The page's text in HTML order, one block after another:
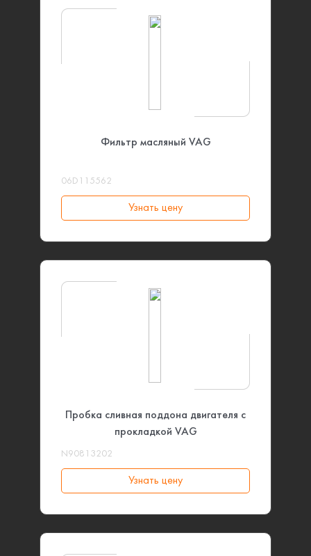
Фильтр масляный VAG
06D115562
Узнать цену
Пробка сливная поддона двигателя с
прокладкой VAG
N90813202
Узнать цену